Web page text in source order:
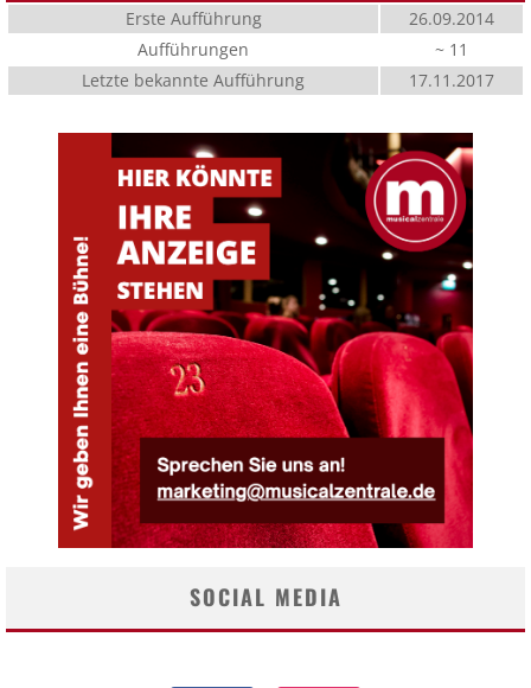
Erste Aufführung
26.09.2014
Aufführungen
~ 11
Letzte bekannte Aufführung
17.11.2017
SOCIAL MEDIA